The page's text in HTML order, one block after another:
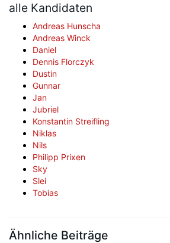
alle Kandidaten
Andreas Hunscha
Andreas Winck
Daniel
Dennis Florczyk
Dustin
Gunnar
Jan
Jubriel
Konstantin Streifling
Niklas
Nils
Philipp Prixen
Sky
Slei
Tobias
Ähnliche Beiträge